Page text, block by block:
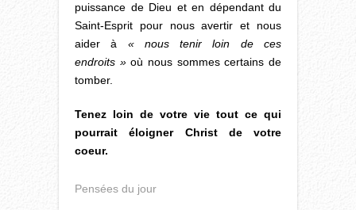
puissance de Dieu et en dépendant du
Saint-Esprit pour nous avertir et nous
aider à « nous tenir loin de ces
endroits »où nous sommes certains de
tomber.
Tenez loin de votre vie tout ce qui
pourrait éloigner Christ de votre
coeur.
Pensées du jour